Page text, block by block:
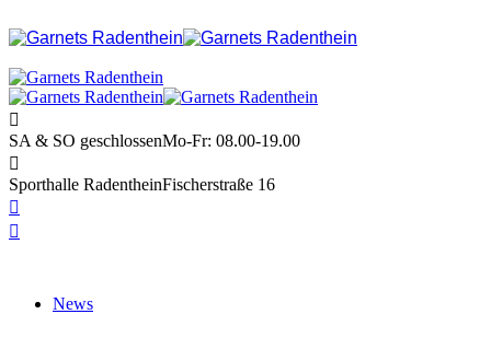
SA & SO geschlossenMo-Fr: 08.00-19.00
Sporthalle RadentheinFischerstraße 16
News